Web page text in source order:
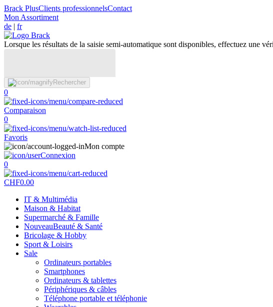
Brack PlusClients professionnelsContact
Mon Assortiment
de | fr
Lorsque les résultats de la saisie semi-automatique sont disponibles, effectuez une
Rechercher
0
Comparaison
0
Favoris
Mon compte
Connexion
0
CHF0.00
IT & Multimédia
Maison & Habitat
Supermarché & Famille
NouveauBeauté & Santé
Bricolage & Hobby
Sport & Loisirs
Sale
Ordinateurs portables
Smartphones
Ordinateurs & tablettes
Périphériques & câbles
Téléphone portable et téléphonie